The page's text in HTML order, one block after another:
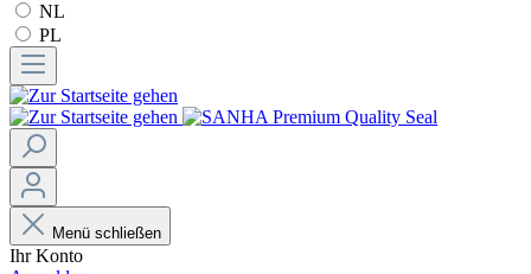
NL
PL
Menü schließen
Ihr Konto